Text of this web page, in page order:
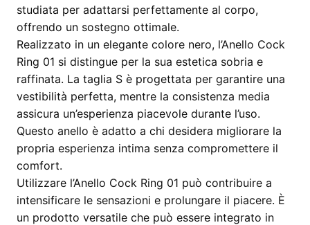
studiata per adattarsi perfettamente al corpo,
offrendo un sostegno ottimale.
Realizzato in un elegante colore nero, l’Anello Cock
Ring 01 si distingue per la sua estetica sobria e
raffinata. La taglia S è progettata per garantire una
vestibilità perfetta, mentre la consistenza media
assicura un’esperienza piacevole durante l’uso.
Questo anello è adatto a chi desidera migliorare la
propria esperienza intima senza compromettere il
comfort.
Utilizzare l’Anello Cock Ring 01 può contribuire a
intensificare le sensazioni e prolungare il piacere. È
un prodotto versatile che può essere integrato in